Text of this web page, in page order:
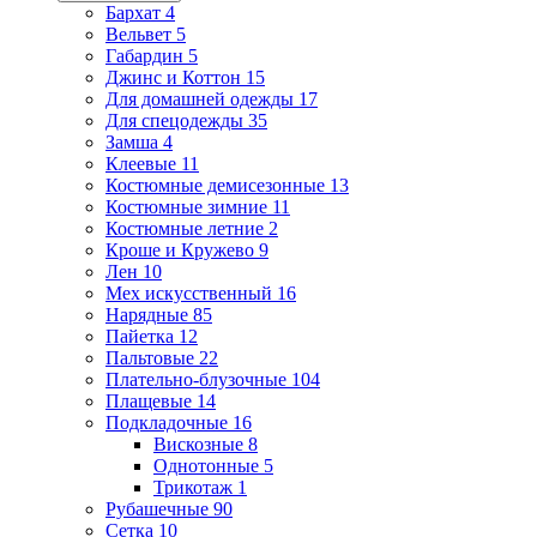
Бархат 4
Вельвет 5
Габардин 5
Джинс и Коттон 15
Для домашней одежды 17
Для спецодежды 35
Замша 4
Клеевые 11
Костюмные демисезонные 13
Костюмные зимние 11
Костюмные летние 2
Кроше и Кружево 9
Лен 10
Мех искусственный 16
Нарядные 85
Пайетка 12
Пальтовые 22
Плательно-блузочные 104
Плащевые 14
Подкладочные 16
Вискозные 8
Однотонные 5
Трикотаж 1
Рубашечные 90
Сетка 10